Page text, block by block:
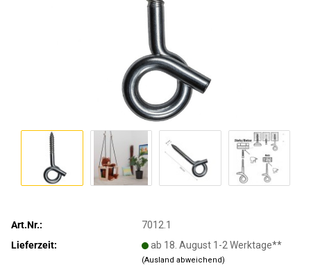
Art.Nr.:
7012.1
Lieferzeit:
ab 18. August 1-2 Werktage**
(Ausland abweichend)